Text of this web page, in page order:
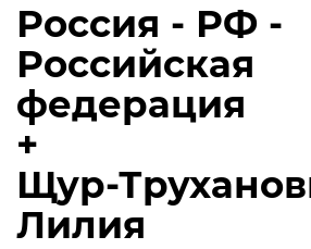
Россия - РФ -
Российская
федерация
+
Щур-
Лилия